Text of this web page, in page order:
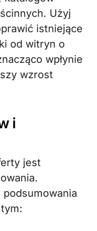
Użyj
istniejące
od witryn o
wpłynie
wzrost
i
jest